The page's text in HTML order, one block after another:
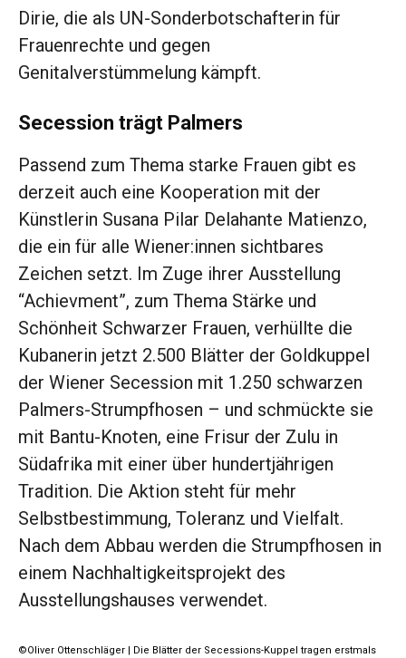
Dirie, die als UN-Sonderbotschafterin für
Frauenrechte und gegen
Genitalverstümmelung kämpft.
Secession trägt Palmers
Passend zum Thema starke Frauen gibt es
derzeit auch eine Kooperation mit der
Künstlerin Susana Pilar Delahante Matienzo,
die ein für alle Wiener:innen sichtbares
Zeichen setzt. Im Zuge ihrer Ausstellung
“Achievment”, zum Thema Stärke und
Schönheit Schwarzer Frauen, verhüllte die
Kubanerin jetzt 2.500 Blätter der Goldkuppel
der Wiener Secession mit 1.250 schwarzen
Palmers-Strumpfhosen – und schmückte sie
mit Bantu-Knoten, eine Frisur der Zulu in
Südafrika mit einer über hundertjährigen
Tradition. Die Aktion steht für mehr
Selbstbestimmung, Toleranz und Vielfalt.
Nach dem Abbau werden die Strumpfhosen in
einem Nachhaltigkeitsprojekt des
Ausstellungshauses verwendet.
©Oliver Ottenschläger | Die Blätter der Secessions-Kuppel tragen erstmals